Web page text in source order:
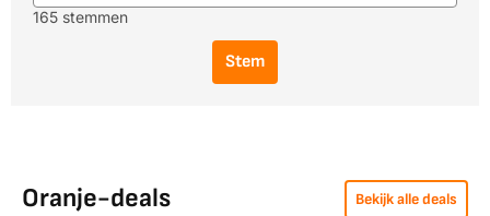
165 stemmen
Stem
Oranje-deals Bekijk alle deals